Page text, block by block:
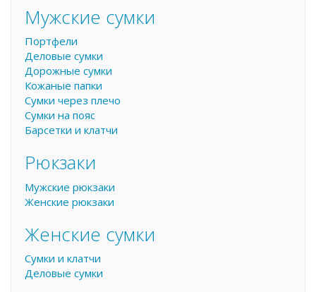
Мужские сумки
Портфели
Деловые сумки
Дорожные сумки
Кожаные папки
Сумки через плечо
Сумки на пояс
Барсетки и клатчи
Рюкзаки
Мужские рюкзаки
Женские рюкзаки
Женские сумки
Сумки и клатчи
Деловые сумки